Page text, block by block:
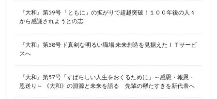
『大和』第59号 「ともに」の拡がりで超越突破！１００年後の人々
から感謝されようとの志
『大和』第58号 ド真剣な明るい職場 未来創造を見据えたＩＴサービ
スへ
『大和』第57号「すばらしい人生をおくるために」～感恩・報恩・
恩送り～ 《大和》の淵源と未来を語る 先輩の襷たすきを新代表へ